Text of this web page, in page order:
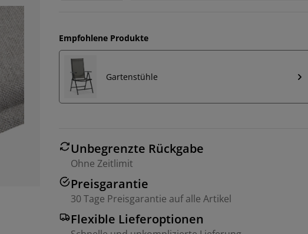
Empfohlene Produkte
Gartenstühle
Unbegrenzte Rückgabe
Ohne Zeitlimit
Preisgarantie
30 Tage Preisgarantie auf alle Artikel
Flexible Lieferoptionen